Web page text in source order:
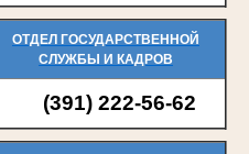
ОТДЕЛ ГОСУДАРСТВЕННОЙ
СЛУЖБЫ И КАДРОВ
(391) 222-56-62